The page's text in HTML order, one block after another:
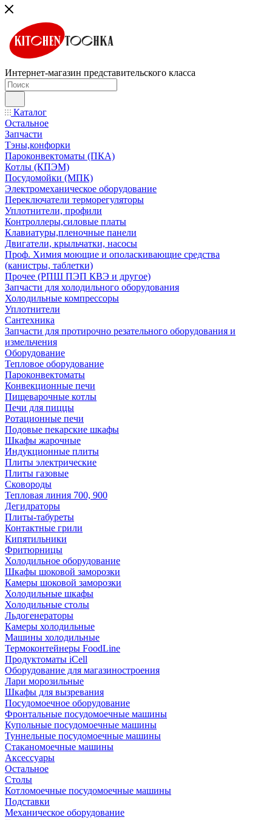
Интернет-магазин представительского класса
Каталог
Остальное
Запчасти
Тэны,конфорки
Пароконвектоматы (ПКА)
Котлы (КПЭМ)
Посудомойки (МПК)
Электромеханическое оборудование
Переключатели терморегуляторы
Уплотнители, профили
Контроллеры,силовые платы
Клавиатуры,пленочные панели
Двигатели, крыльчатки, насосы
Проф. Химия моющие и ополаскивающие средства
(канистры, таблетки)
Прочее (РПШ ПЭП КВЭ и другое)
Запчасти для холодильного оборудования
Холодильные компрессоры
Уплотнители
Сантехника
Запчасти для протирочно резательного оборудования и
измельчения
Оборудование
Тепловое оборудование
Пароконвектоматы
Конвекционные печи
Пищеварочные котлы
Печи для пиццы
Ротационные печи
Подовые пекарские шкафы
Шкафы жарочные
Индукционные плиты
Плиты электрические
Плиты газовые
Сковороды
Тепловая линия 700, 900
Дегидраторы
Плиты-табуреты
Контактные грили
Кипятильники
Фритюрницы
Холодильное оборудование
Шкафы шоковой заморозки
Камеры шоковой заморозки
Холодильные шкафы
Холодильные столы
Льдогенераторы
Камеры холодильные
Машины холодильные
Термоконтейнеры FoodLine
Продуктоматы iCell
Оборудование для магазиностроения
Лари морозильные
Шкафы для вызревания
Посудомоечное оборудование
Фронтальные посудомоечные машины
Купольные посудомоечные машины
Туннельные посудомоечные машины
Стаканомоечные машины
Аксессуары
Остальное
Столы
Котломоечные посудомоечные машины
Подставки
Механическое оборудование